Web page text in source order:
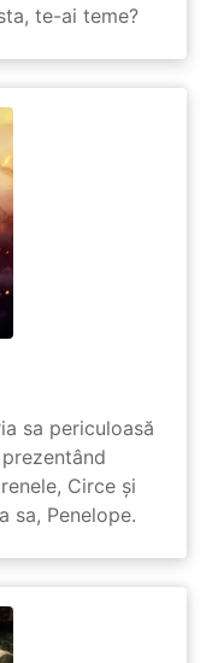
te-ai teme?
sa periculoasă
Circe și
sa, Penelope.